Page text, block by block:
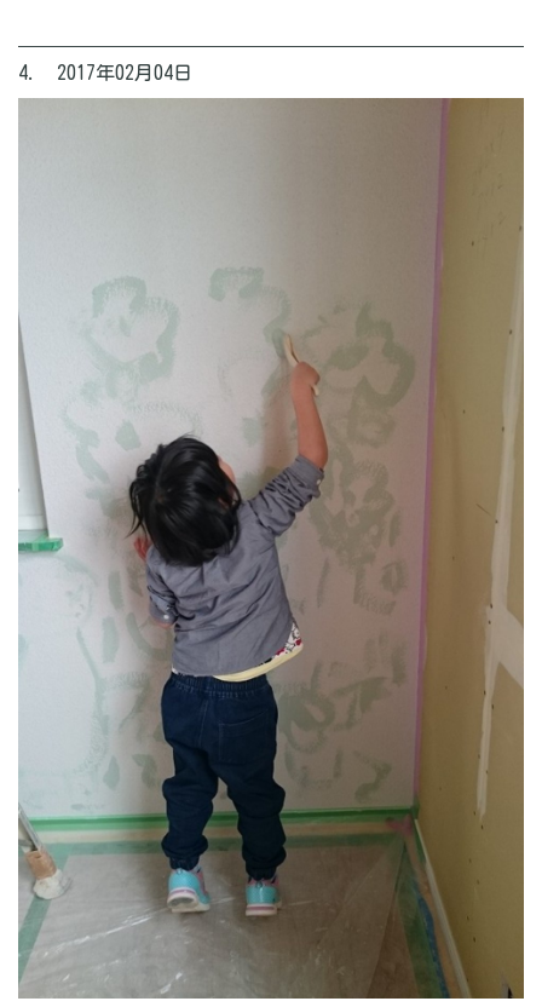
4. 2017年02月04日